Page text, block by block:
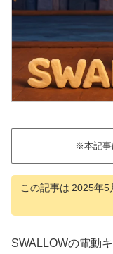
※本記事
この記事は 2025年5
SWALLOWの電動